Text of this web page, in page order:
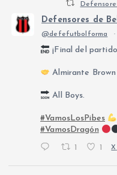
Defensores de
@defefutbolforma ·
¡Final del
Almirante
All Boys.
#VamosLosPibes
#VamosDragón
X